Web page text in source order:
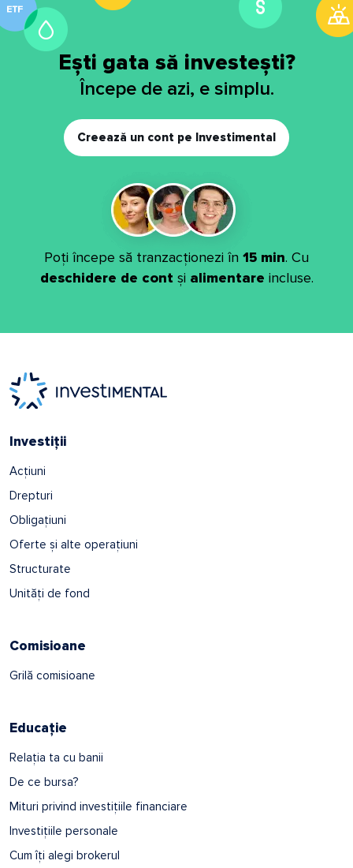
Ești gata să investești?
Începe de azi, e simplu.
Creează un cont pe Investimental
Poți începe să tranzacționezi în 15 min. Cu
deschidere de cont și alimentare incluse.
Investiții
Acțiuni
Drepturi
Obligațiuni
Oferte și alte operațiuni
Structurate
Unități de fond
Comisioane
Grilă comisioane
Educație
Relația ta cu banii
De ce bursa?
Mituri privind investițiile financiare
Investițiile personale
Cum îți alegi brokerul